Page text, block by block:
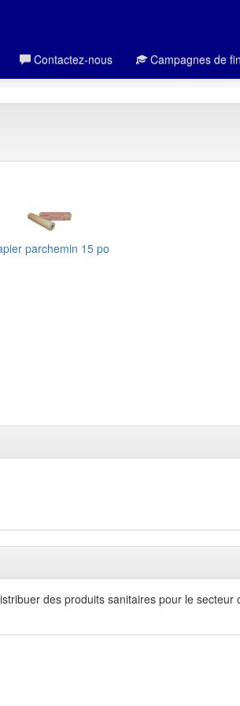
Contactez-nous Campagnes de
parchemin 15 po
des produits sanitaires pour le secteur